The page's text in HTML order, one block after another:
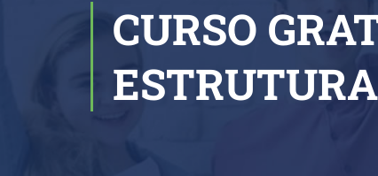
CURSO